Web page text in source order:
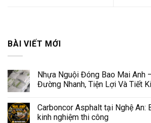
BÀI VIẾT MỚI
Nhựa Nguội Đóng Bao Mai Anh
Đường Nhanh, Tiện Lợi Và Tiết
Carboncor Asphalt tại Nghệ An:
kinh nghiệm thi công